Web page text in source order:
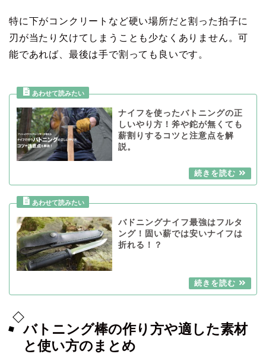
特に下がコンクリートなど硬い場所だと割った拍子に
刃が当たり欠けてしまうことも少なくありません。可
能であれば、最後は手で割っても良いです。
ナイフを使ったバトニングの正
しいやり方！斧や鉈が無くても
薪割りするコツと注意点を解
説。
バドニングナイフ最強はフルタ
ング！固い薪では安いナイフは
折れる！？
バトニング棒の作り方や適した素材
と使い方のまとめ